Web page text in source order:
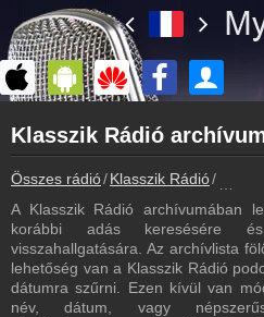
myonlineradio.hu
Klasszik Rádió
Vissza a Klasszik Rádió oldalára
Bejelentkezés
Hozz létre saját fiókot!
Most szól
Tudd meg mi szólt eddig
Összes rádió Klasszik Rádió
A Klasszik Rádió archívumában
korábbi adás keresésére
visszahallgatására. Az archívlista
lehetőség van a Klasszik Rádió
dátumra szűrni. Ezen kívül van
név, dátum, vagy